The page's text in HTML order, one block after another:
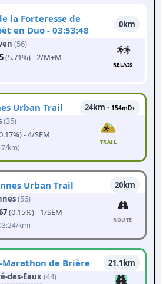
la Forteresse de
en Duo - 03:53:48
0km
(56)
(5.71%) - 2/M+M
RELAIS
Urban Trail 24km - 154mD+
(35)
- 4/SEM
km)
TRAIL
Urban Trail
20km
(56)
(0.15%) - 1/SEM
km)
ROUTE
Marathon de Brière
21.1km
des-Eaux(44)